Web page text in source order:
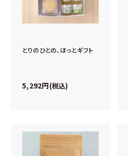
とりのひとの、ほっとギフト
5,292 税込